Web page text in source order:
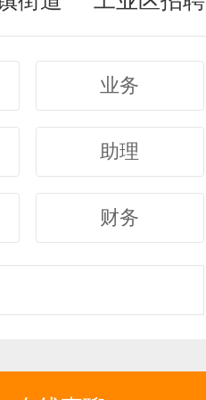
业务
助理
财务